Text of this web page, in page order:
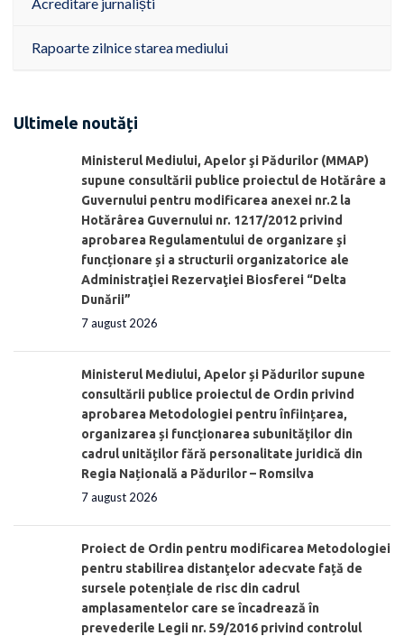
Acreditare jurnaliști
Rapoarte zilnice starea mediului
Ultimele noutăți
Ministerul Mediului, Apelor şi Pădurilor (MMAP)
supune consultării publice proiectul de Hotărâre a
Guvernului pentru modificarea anexei nr.2 la
Hotărârea Guvernului nr. 1217/2012 privind
aprobarea Regulamentului de organizare şi
funcționare și a structurii organizatorice ale
Administraţiei Rezervaţiei Biosferei “Delta
Dunării”
7 august 2026
Ministerul Mediului, Apelor și Pădurilor supune
consultării publice proiectul de Ordin privind
aprobarea Metodologiei pentru înființarea,
organizarea și funcționarea subunităților din
cadrul unităților fără personalitate juridică din
Regia Națională a Pădurilor – Romsilva
7 august 2026
Proiect de Ordin pentru modificarea Metodologiei
pentru stabilirea distanţelor adecvate față de
sursele potențiale de risc din cadrul
amplasamentelor care se încadrează în
prevederile Legii nr. 59/2016 privind controlul